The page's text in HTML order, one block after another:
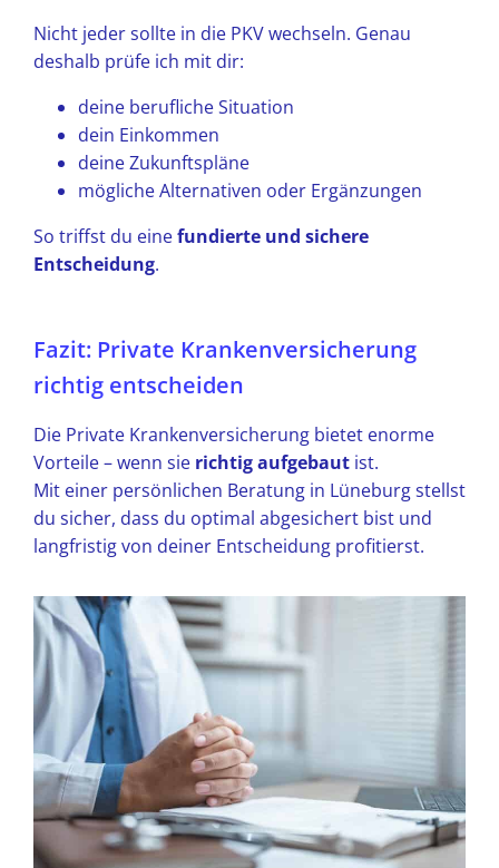
Nicht jeder sollte in die PKV wechseln. Genau
deshalb prüfe ich mit dir:
deine berufliche Situation
dein Einkommen
deine Zukunftspläne
mögliche Alternativen oder Ergänzungen
So triffst du einefundierte und sichere
Entscheidung.
Fazit: Private Krankenversicherung
richtig entscheiden
Die Private Krankenversicherung bietet enorme
Vorteile – wenn sie richtig aufgebaut ist.
Mit einer persönlichen Beratung in Lüneburg stellst
du sicher, dass du optimal abgesichert bist und
langfristig von deiner Entscheidung profitierst.